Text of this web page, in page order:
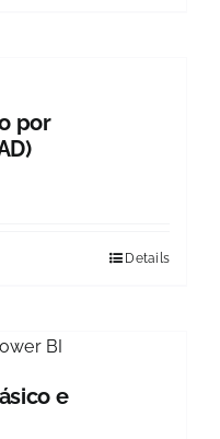
por
Details
e